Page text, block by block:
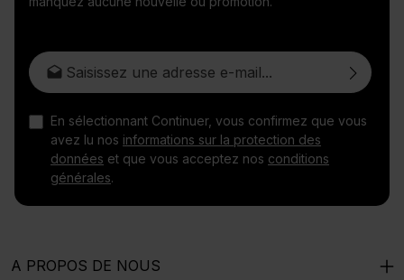
Adresse e-mail*
En sélectionnant Continuer, vous confirmez que vous
avez lu nos informations sur la protection des
données et que vous acceptez nos conditions
générales.
A PROPOS DE NOUS